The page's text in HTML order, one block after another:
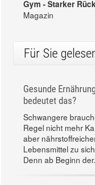
Gym - Starker
Magazin
Für Sie
Gesunde
bedeutet das?
Schwangere
Regel nicht mehr
aber
Lebensmittel zu
Denn ab Beginn